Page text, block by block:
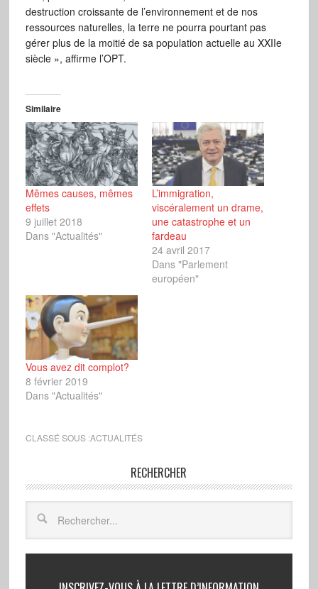
destruction croissante de l’environnement et de nos
ressources naturelles, la terre ne pourra pourtant pas
gérer plus de la moitié de sa population actuelle au XXIIe
siècle », affirme l’OPT.
Similaire
Mêmes causes, mêmes
effets
9 juillet 2018
Dans "Actualités"
L’immigration,
viscéralement un drame,
une catastrophe et un
fardeau
24 avril 2017
Dans "Parlement
européen"
Vous avez dit complot?
8 février 2019
Dans "Actualités"
CLASSÉ SOUS :ACTUALITÉS
RECHERCHER